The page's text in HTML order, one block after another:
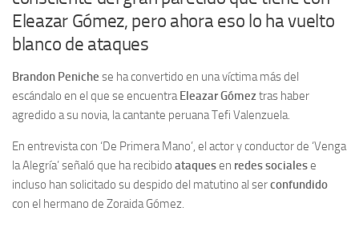
Eleazar Gómez, pero ahora eso lo ha vuelto
blanco de ataques
Brandon Peniche se ha convertido en una víctima más del
escándalo en el que se encuentraEleazar Gómeztras haber
agredido a su novia, la cantante peruana Tefi Valenzuela.
En entrevista con ‘De Primera Mano’, el actor y conductor de ‘Venga
la Alegría’ señaló que ha recibido ataquesen redes socialese
incluso han solicitado su despido del matutino al serconfundido
con el hermano de Zoraida Gómez.